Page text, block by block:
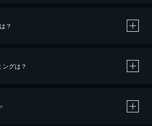
クレジットカード決済による作品の購入 / レンタルです。
よる作品の購入 / レンタルは、20％のポイント還元です。
？
グは？